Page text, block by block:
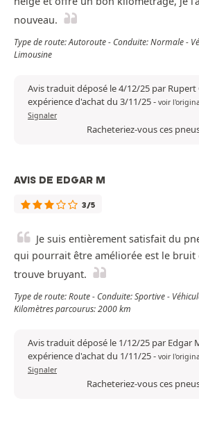
nouveau.
Type de route: Autoroute - Conduite: Normale -
Limousine
Avis traduit déposé le 4/12/25 par Rupert
expérience d'achat du 3/11/25- voir
Signaler
Racheteriez-vous ces
AVIS DE EDGAR M
3/5
Je suis entièrement satisfait du
qui pourrait être améliorée est le bruit
trouve bruyant.
Type de route: Route - Conduite: Sportive -
Kilomètres parcourus: 2000 km
Avis traduit déposé le 1/12/25 par Edgar
expérience d'achat du 1/11/25- voir
Signaler
Racheteriez-vous ces